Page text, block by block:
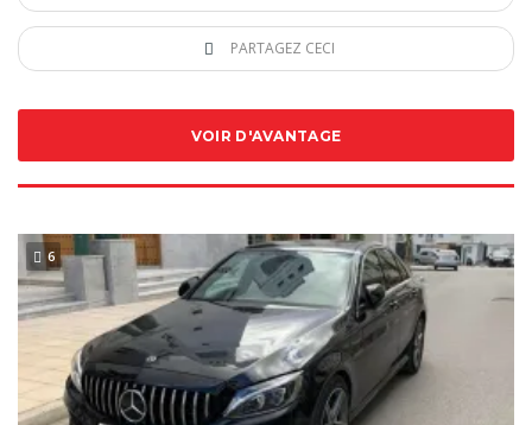
PARTAGEZ CECI
VOIR D'AVANTAGE
6 SPECIAL